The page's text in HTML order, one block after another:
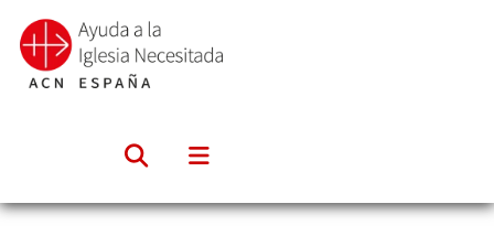
Saltar
contenido